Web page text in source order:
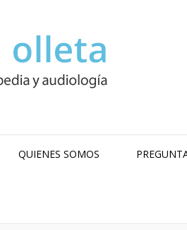
QUIENES SOMOS